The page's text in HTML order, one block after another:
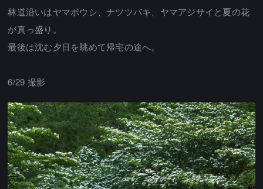
林道沿いはヤマボウシ、ナツツバキ、ヤマアジサイと夏の花
が真っ盛り。
最後は沈む夕日を眺めて帰宅の途へ。
6/29 撮影